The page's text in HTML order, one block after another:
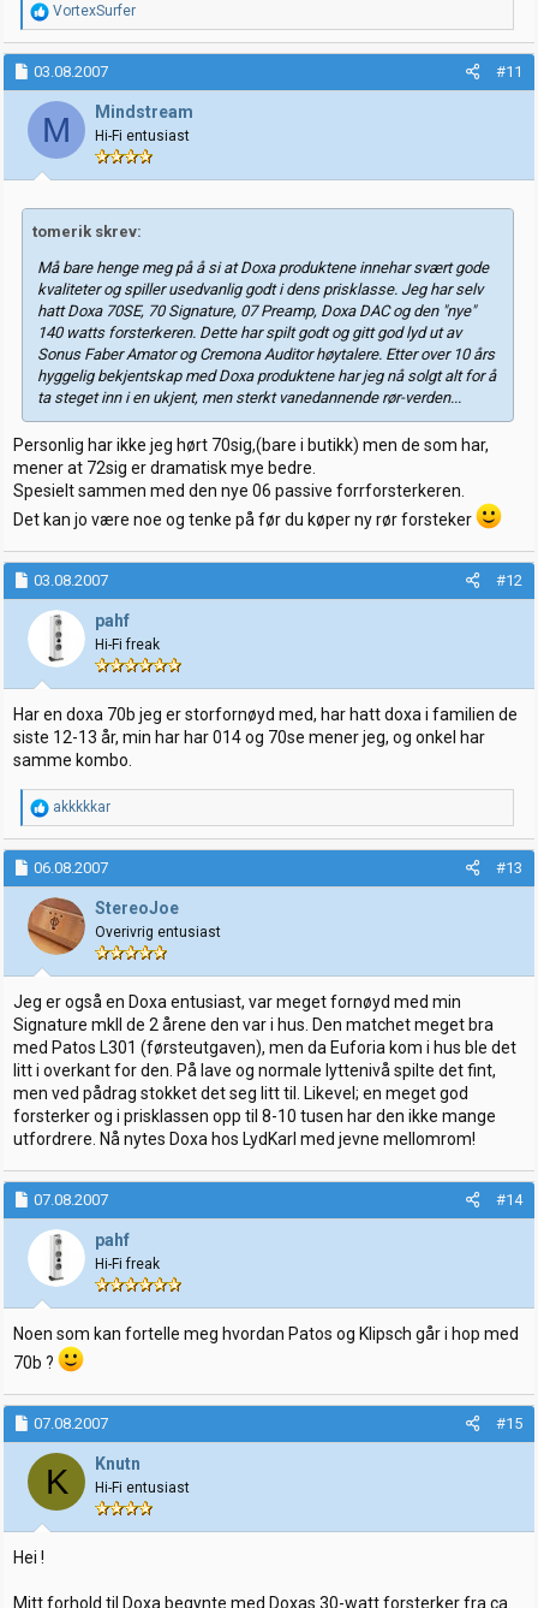
R
e
a
k
s
j
o
n
e
r
VortexSurfer
03.08.2007 #11
M Mindstream
Hi-Fi entusiast
tomerik skrev:
Må bare henge meg på å si at Doxa produktene innehar svært gode
kvaliteter og spiller usedvanlig godt i dens prisklasse. Jeg har selv
hatt Doxa 70SE, 70 Signature, 07 Preamp, Doxa DAC og den "nye"
140 watts forsterkeren. Dette har spilt godt og gitt god lyd ut av
Sonus Faber Amator og Cremona Auditor høytalere. Etter over 10 års
hyggelig bekjentskap med Doxa produktene har jeg nå solgt alt for å
ta steget inn i en ukjent, men sterkt vanedannende rør-verden...
Personlig har ikke jeg hørt 70sig,(bare i butikk) men de som har,
mener at 72sig er dramatisk mye bedre.
Spesielt sammen med den nye 06 passive forrforsterkeren.
Det kan jo være noe og tenke på før du køper ny rør forsteker
03.08.2007 #12
pahf
Hi-Fi freak
Har en doxa 70b jeg er storfornøyd med, har hatt doxa i familien de
siste 12-13 år, min har har 014 og 70se mener jeg, og onkel har
samme kombo.
R
e
a
k
s
j
o
n
e
r
:
akkkkkar
06.08.2007 #13
StereoJoe
Overivrig entusiast
Jeg er også en Doxa entusiast, var meget fornøyd med min
Signature mkII de 2 årene den var i hus. Den matchet meget bra
med Patos L301 (førsteutgaven), men da Euforia kom i hus ble det
litt i overkant for den. På lave og normale lyttenivå spilte det fint,
men ved pådrag stokket det seg litt til. Likevel; en meget god
forsterker og i prisklassen opp til 8-10 tusen har den ikke mange
utfordrere. Nå nytes Doxa hos LydKarl med jevne mellomrom!
07.08.2007 #14
pahf
Hi-Fi freak
Noen som kan fortelle meg hvordan Patos og Klipsch går i hop med
70b ?
07.08.2007 #15
K Knutn
Hi-Fi entusiast
Hei !
Mitt forhold til Doxa begynte med Doxas 30-watt forsterker fra ca.